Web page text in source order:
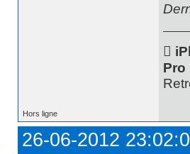

Pro
Hors ligne
26-06-2012